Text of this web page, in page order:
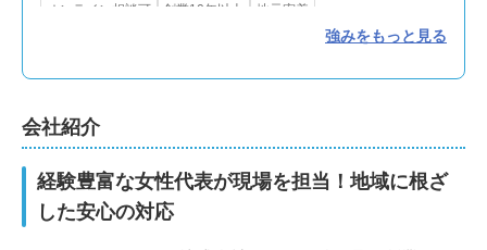
オンライン相談可
創業10年以上
地元密着
農地・山林等対応
瑕疵保険あり
強みをもっと見る
会社紹介
経験豊富な女性代表が現場を担当！地域に根ざ
した安心の対応